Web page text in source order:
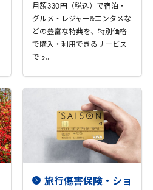
月額330 円（税込）で宿泊・
グルメ・レジャー&エンタメな
どの豊富な特典を、特別価格
で購入・利用できるサービス
です。
旅行傷害保険・ショ